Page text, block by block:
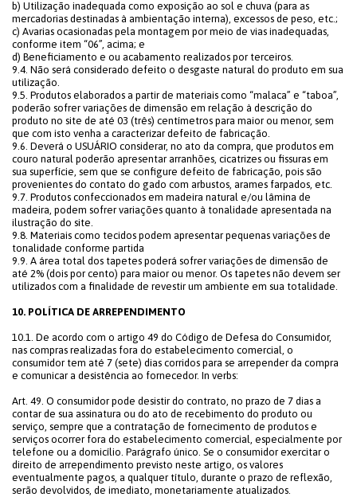
b) Utilização inadequada como exposição ao sol e chuva (para as
mercadorias destinadas à ambientação interna), excessos de peso, etc.;
c) Avarias ocasionadas pela montagem por meio de vias inadequadas,
conforme item “06”, acima; e
d) Beneficiamento e ou acabamento realizados por terceiros.
9.4. Não será considerado defeito o desgaste natural do produto em sua
utilização.
9.5. Produtos elaborados a partir de materiais como “malaca” e “taboa”,
poderão sofrer variações de dimensão em relação à descrição do
produto no site de até 03 (três) centímetros para maior ou menor, sem
que com isto venha a caracterizar defeito de fabricação.
9.6. Deverá o USUÁRIO considerar, no ato da compra, que produtos em
couro natural poderão apresentar arranhões, cicatrizes ou fissuras em
sua superfície, sem que se configure defeito de fabricação, pois são
provenientes do contato do gado com arbustos, arames farpados, etc.
9.7. Produtos confeccionados em madeira natural e/ou lâmina de
madeira, podem sofrer variações quanto à tonalidade apresentada na
ilustração do site.
9.8. Materiais como tecidos podem apresentar pequenas variações de
tonalidade conforme partida
9.9. A área total dos tapetes poderá sofrer variações de dimensão de
até 2% (dois por cento) para maior ou menor. Os tapetes não devem ser
utilizados com a finalidade de revestir um ambiente em sua totalidade.
10. POLÍTICA DE ARREPENDIMENTO
10.1. De acordo com o artigo 49 do Código de Defesa do Consumidor,
nas compras realizadas fora do estabelecimento comercial, o
consumidor tem até 7 (sete) dias corridos para se arrepender da compra
e comunicar a desistência ao fornecedor. In verbs:
Art. 49. O consumidor pode desistir do contrato, no prazo de 7 dias a
contar de sua assinatura ou do ato de recebimento do produto ou
serviço, sempre que a contratação de fornecimento de produtos e
serviços ocorrer fora do estabelecimento comercial, especialmente por
telefone ou a domicílio. Parágrafo único. Se o consumidor exercitar o
direito de arrependimento previsto neste artigo, os valores
eventualmente pagos, a qualquer título, durante o prazo de reflexão,
serão devolvidos, de imediato, monetariamente atualizados.